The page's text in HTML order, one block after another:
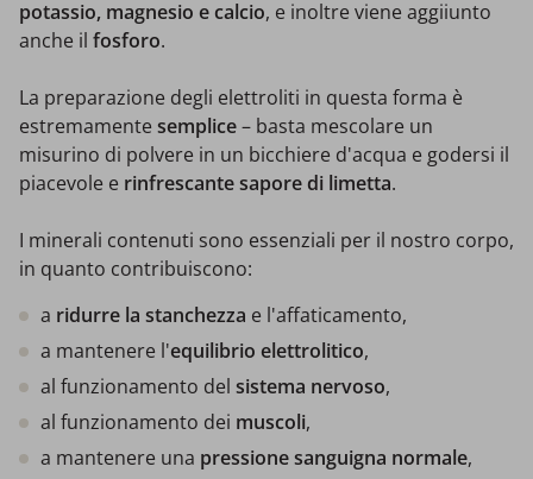
potassio, magnesio e calcio, e inoltre viene aggiiunto
anche il fosforo.
La preparazione degli elettroliti in questa forma è
estremamente semplice– basta mescolare un
misurino di polvere in un bicchiere d'acqua e godersi il
piacevole e rinfrescantesapore di limetta.
I minerali contenuti sono essenziali per il nostro corpo,
in quanto contribuiscono:
a ridurre la stanchezza e l'affaticamento,
a mantenere l'equilibrio elettrolitico,
al funzionamento del sistema nervoso,
al funzionamento dei muscoli,
a mantenere una pressione sanguigna normale,